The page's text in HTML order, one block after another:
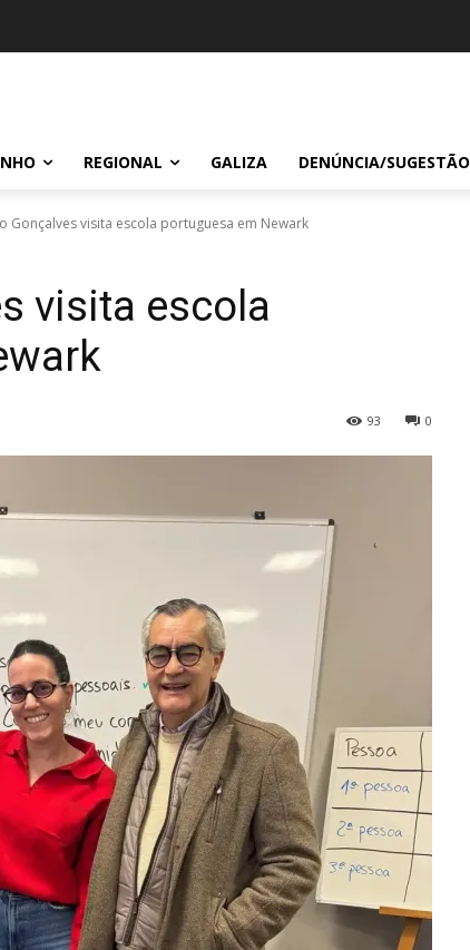
REGIONAL GALIZA DENÚNCIA/SUGESTÃO
Gonçalves visita escola portuguesa em Newark
visita escola
0
93